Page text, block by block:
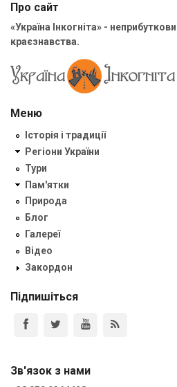
Про сайт
«Україна Інкогніта» -
краєзнавства.
Меню
Історія і традиції
Регіони України
Тури
Пам'ятки
Природа
Блог
Галереї
Відео
Закордон
Підпишіться
Зв'язок з нами